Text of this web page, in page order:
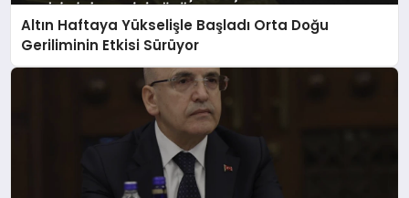
Altın Haftaya Yükselişle Başladı Orta Doğu
Geriliminin Etkisi Sürüyor